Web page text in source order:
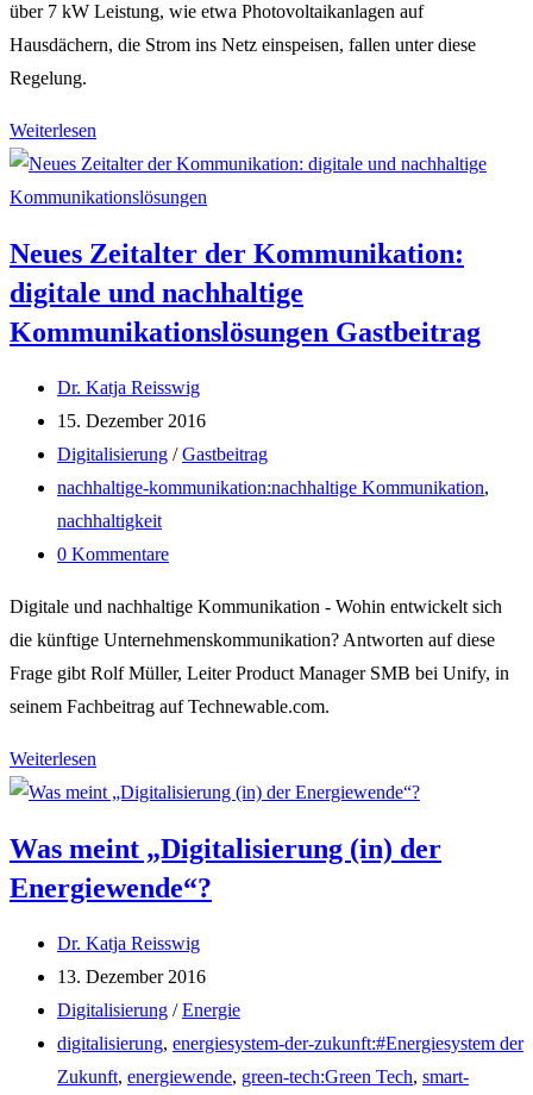
über 7 kW Leistung, wie etwa Photovoltaikanlagen auf
Hausdächern, die Strom ins Netz einspeisen, fallen unter diese
Regelung.
Weiterlesen
Chancen
rund
Smart
Meter
nicht
smart
nutzen?
Neues Zeitalter der Kommunikation:
digitale und nachhaltige
Kommunikationslösungen Gastbeitrag
Beitrags-
Autor:
Dr. Katja Reisswig
Beitrag
veröffentlicht:
15. Dezember 2016
Beitrags-
Kategorie:
Digitalisierung / Gastbeitrag
Post
tag:
nachhaltige-kommunikation:nachhaltige Kommunikation,
nachhaltigkeit
Beitrags-
0 Kommentare
Digitale und nachhaltige Kommunikation - Wohin entwickelt sich
die künftige Unternehmenskommunikation? Antworten auf diese
Frage gibt Rolf Müller, Leiter Product Manager SMB bei Unify, in
seinem Fachbeitrag auf Technewable.com.
Weiterlesen
Zeitalter
Kommunikation:
digitale
nachhaltige
Was meint „Digitalisierung (in) der
Energiewende“?
Beitrags-
Autor:
Dr. Katja Reisswig
Beitrag
veröffentlicht:
13. Dezember 2016
Beitrags-
Kategorie:
Digitalisierung / Energie
Post
tag:
digitalisierung, energiesystem-der-zukunft:#Energiesystem der
Zukunft, energiewende, green-tech:Green Tech, smart-